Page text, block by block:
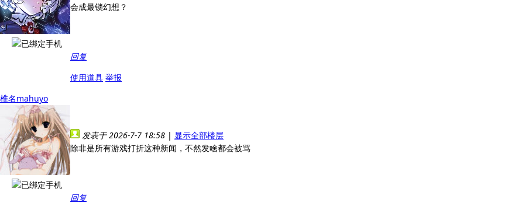
会成最锁幻想？
回复
使用道具 举报
椎名mahuyo
发表于 2026-7-7 18:58 | 显示全部楼层
除非是所有游戏打折这种新闻，不然发啥都会被骂
回复